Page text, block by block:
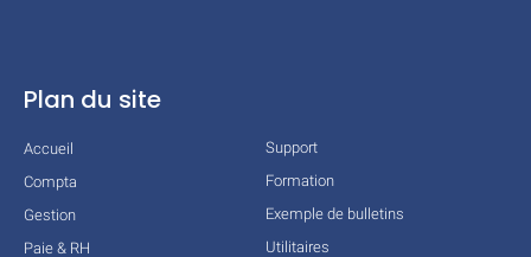
Plan du site
Accueil
Compta
Gestion
Paie & RH
Support
Formation
Exemple de bulletins
Utilitaires